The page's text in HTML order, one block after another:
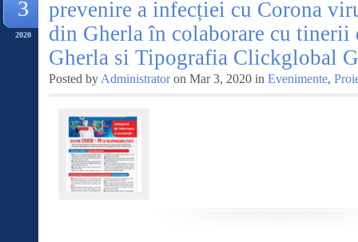
3
2020
prevenire a infecției cu Corona
din Gherla în colaborare cu tinerii
Gherla si Tipografia Clickglobal
Posted by Administratoron Mar 3, 2020 in Evenimente,